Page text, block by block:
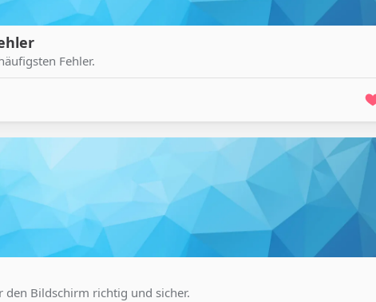
Fehler.
Bildschirm richtig und sicher.